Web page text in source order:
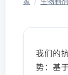
我们的
势：基